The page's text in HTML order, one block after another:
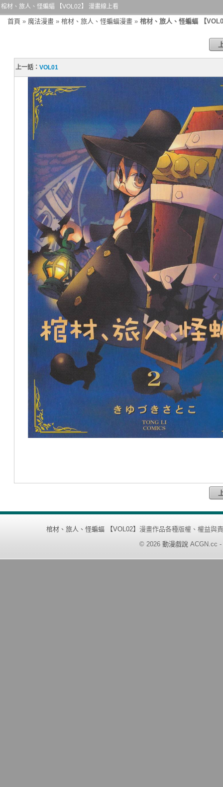
棺材、旅人、怪蝙蝠 【VOL02】 漫畫線上看
首頁 » 魔法漫畫 » 棺材、旅人、怪蝙蝠漫畫 » 棺材、旅人、怪蝙蝠 【
上一話：VOL01
棺材、旅人、怪蝙蝠 【VOL02】 漫畫作品各種版權、權益與
© 2026 動漫戲說 ACGN.cc